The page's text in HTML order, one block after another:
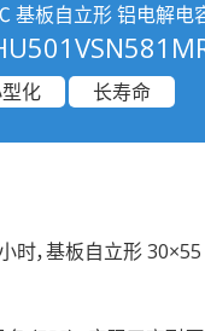
基板自立形 铝电解电
化
长寿命
，基板自立形